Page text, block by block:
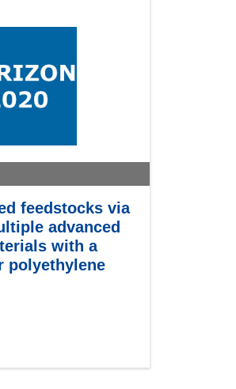
feedstocks via
advanced
with a
polyethylene